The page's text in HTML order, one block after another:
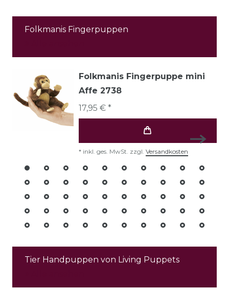
Folkmanis Fingerpuppen
Folkmanis Fingerpuppe mini
Affe 2738
17,95 € *
* inkl. ges. MwSt. zzgl. Versandkosten
Tier Handpuppen von Living Puppets